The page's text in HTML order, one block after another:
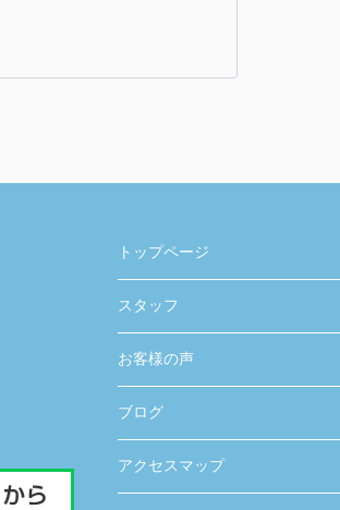
トップページ
スタッフ
お客様の声
ブログ
アクセスマップ